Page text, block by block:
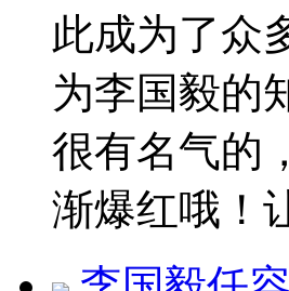
此成为了众
为李国毅的
很有名气的
渐爆红哦！